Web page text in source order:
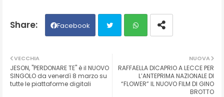
Facebook
ter ats
NUOVA
RAFFAELLA DICAPRIO A LECCE PER
L’ANTEPRIMA NAZIONALE DI
“FLOWER” IL NUOVO FILM DI GINO
BROTTO
VECCHIA
JESON, "PERDONARE TE" è il NUOVO
SINGOLO da venerdì 8 marzo su
tutte le piattaforme digitali